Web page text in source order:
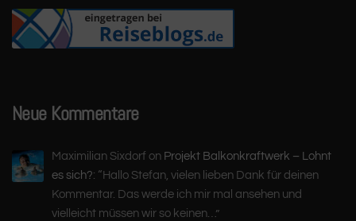
Neue Kommentare
Maximilian Sixdorf on Projekt Balkonkraftwerk – Lohnt
es sich?: “ Hallo Stefan, vielen lieben Dank für deinen
Kommentar. Das werde ich mir mal ansehen und
vielleicht müssen wir so keinen… ”